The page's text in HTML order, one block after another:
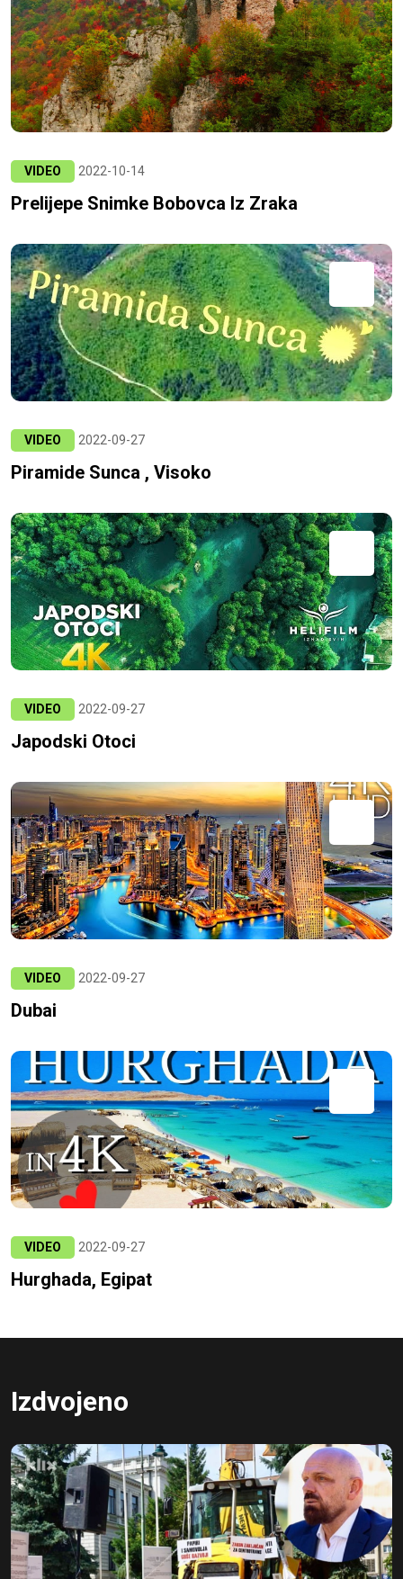
VIDEO 2022-10-14
Prelijepe Snimke Bobovca Iz Zraka
VIDEO 2022-09-27
Piramide Sunca , Visoko
VIDEO 2022-09-27
Japodski Otoci
VIDEO 2022-09-27
Dubai
VIDEO 2022-09-27
Hurghada, Egipat
Izdvojeno